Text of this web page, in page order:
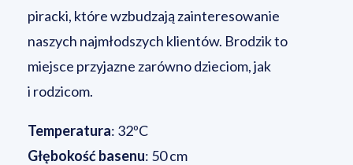
piracki, które wzbudzają zainteresowanie
naszych najmłodszych klientów. Brodzik to
miejsce przyjazne zarówno dzieciom, jak
i rodzicom.
Temperatura: 32ºC
Głębokość basenu: 50 cm